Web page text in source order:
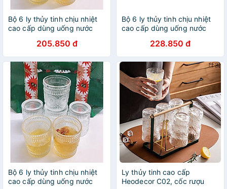
Bộ 6 ly thủy tinh chịu nhiệt
cao cấp dùng uống nước
đồng trắng không viền vàng
315ml
205.850 đ
Bộ 6 ly thủy tinh chịu nhiệt
cao cấp dùng uống nước
đồng trắng không viền vàng
365ml
228.850 đ
Bộ 6 ly thủy tinh chịu nhiệt
cao cấp dùng uống nước
Ly thủy tinh cao cấp
Heodecor C02, cốc rượu